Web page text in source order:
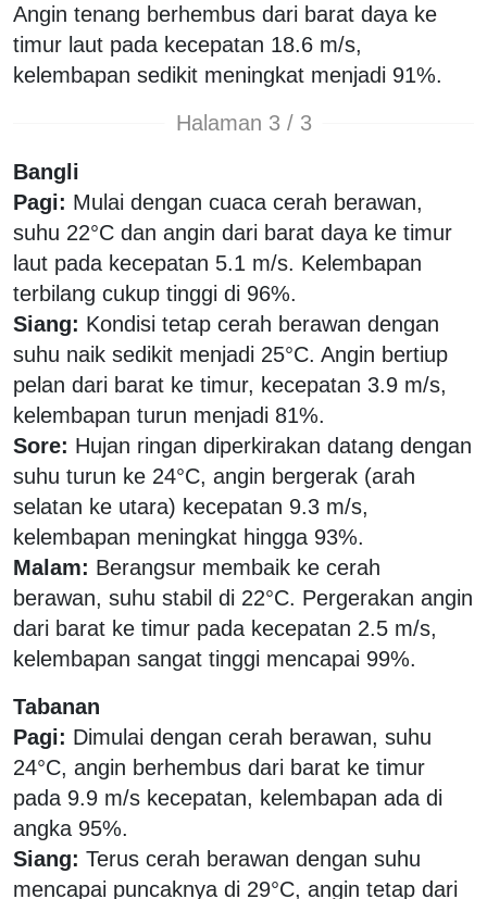
Angin tenang berhembus dari barat daya ke
timur laut pada kecepatan 18.6 m/s,
kelembapan sedikit meningkat menjadi 91%.
Halaman 3 / 3
Bangli
Pagi: Mulai dengan cuaca cerah berawan,
suhu 22°C dan angin dari barat daya ke timur
laut pada kecepatan 5.1 m/s. Kelembapan
terbilang cukup tinggi di 96%.
Siang: Kondisi tetap cerah berawan dengan
suhu naik sedikit menjadi 25°C. Angin bertiup
pelan dari barat ke timur, kecepatan 3.9 m/s,
kelembapan turun menjadi 81%.
Sore: Hujan ringan diperkirakan datang dengan
suhu turun ke 24°C, angin bergerak (arah
selatan ke utara) kecepatan 9.3 m/s,
kelembapan meningkat hingga 93%.
Malam: Berangsur membaik ke cerah
berawan, suhu stabil di 22°C. Pergerakan angin
dari barat ke timur pada kecepatan 2.5 m/s,
kelembapan sangat tinggi mencapai 99%.
Tabanan
Pagi: Dimulai dengan cerah berawan, suhu
24°C, angin berhembus dari barat ke timur
pada 9.9 m/s kecepatan, kelembapan ada di
angka 95%.
Siang: Terus cerah berawan dengan suhu
mencapai puncaknya di 29°C, angin tetap dari